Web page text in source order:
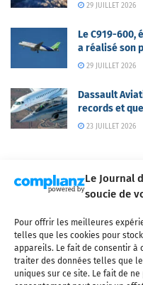
Le Journal
soucie de
Pour offrir les meilleures
telles que les cookies pour
appareils. Le fait de consentir à
traiter des données telles que
uniques sur ce site. Le fait de
29 JUILLET 2026
Le C919-600,
a réalisé son
29 JUILLET 2026
Dassault
records et
23 JUILLET 2026
Qui sommes-nous ?
Mentions légales
CGV